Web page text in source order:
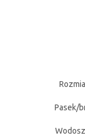
Pasek/